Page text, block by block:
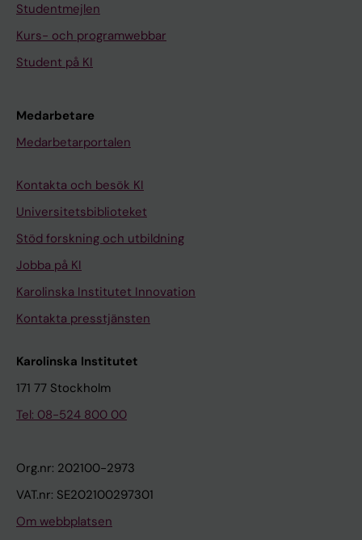
Studentmejlen
Kurs- och programwebbar
Student på KI
Medarbetare
Medarbetarportalen
Kontakta och besök KI
Universitetsbiblioteket
Stöd forskning och utbildning
Jobba på KI
Karolinska Institutet Innovation
Kontakta presstjänsten
Karolinska Institutet
171 77 Stockholm
Tel: 08-524 800 00
Org.nr: 202100-2973
VAT.nr: SE202100297301
Om webbplatsen